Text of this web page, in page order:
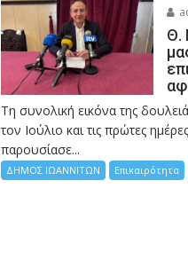
Θ.
Τη συνολική εικόνα της
τον Ιούλιο και τις πρώτες
παρουσίασε...
ΔΗΜΟΣ ΙΩΑΝΝΙΤΩΝ Επικαιρότητα